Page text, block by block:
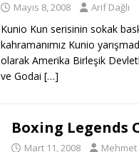
Mayıs 8, 2008 Arif Dağlı
Kunio Kun serisinin sokak
kahramanımız Kunio
olarak Amerika Birleşik
ve Godai […]
Boxing Legends
Mart 11, 2008 Mehmet